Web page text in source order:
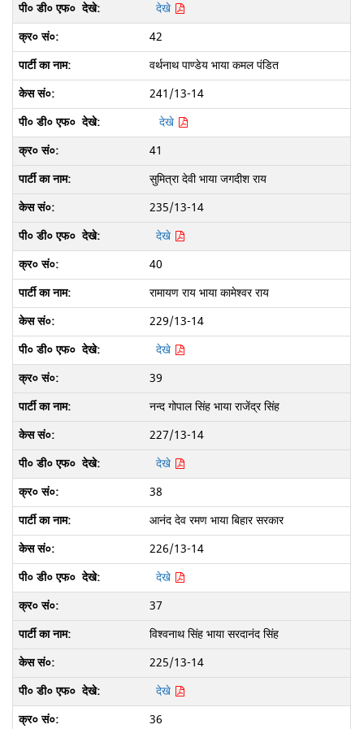
देखे
42
वर्थनाथ पाण्डेय भाया कमल पंडित
241/13-14
देखे
41
सुमित्रा देवी भाया जगदीश राय
235/13-14
देखे
40
रामायण राय भाया कामेश्वर राय
229/13-14
देखे
39
नन्द गोपाल सिंह भाया राजेंद्र सिंह
227/13-14
देखे
38
आनंद देव रमण भाया बिहार सरकार
226/13-14
देखे
37
विश्वनाथ सिंह भाया सरदानंद सिंह
225/13-14
देखे
36